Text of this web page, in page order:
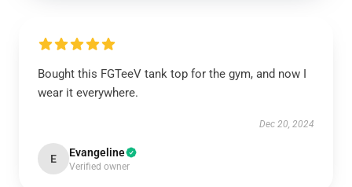
Bought this FGTeeV tank top for the gym, and now I
wear it everywhere.
Dec 20, 2024
E Evangeline
Verified owner